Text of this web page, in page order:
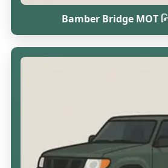
Bamber Bridge MOT